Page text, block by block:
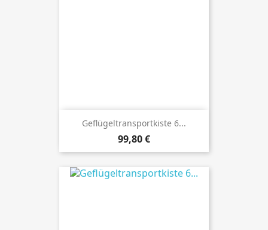
Geflügeltransportkiste 6...
Preis
99,80 €